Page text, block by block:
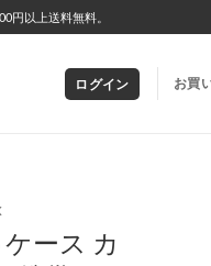
円以上送料無料。
ログイン お買
ース カ